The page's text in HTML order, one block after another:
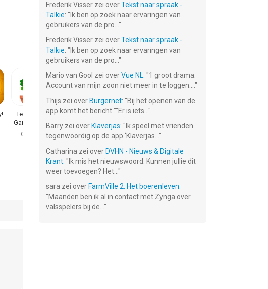
Terrarium:
Garden Idle
Gratis!
Emoji Craft !
Gratis!
Patience ∙
(Solitaire)
Gratis!
Frederik Visser zei overTekst naar spraak -
Talkie: " Ik ben op zoek naar ervaringen van
gebruikers van de pro... "
Frederik Visser zei overTekst naar spraak -
Talkie: " Ik ben op zoek naar ervaringen van
gebruikers van de pro... "
Mario van Gool zei overVue NL: "1 groot drama.
Account van mijn zoon niet meer in te loggen.... "
Thijs zei over Burgernet: "Bij het openen van de
app komt het bericht ""Er is iets... "
Barry zei over Klaverjas: " Ik speel met vrienden
tegenwoordig op de app ‘Klaverjas... "
Catharina zei over DVHN - Nieuws & Digitale
Krant: " Ik mis het nieuwswoord. Kunnen jullie dit
weer toevoegen? Het... "
sara zei over FarmVille 2: Het boerenleven:
"Maanden ben ik al in contact met Zynga over
valsspelers bij de... "